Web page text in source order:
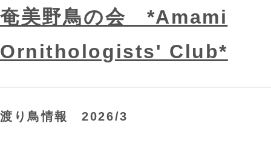
奄美野鳥の会 *Amami
Ornithologists' Club*
渡り鳥情報 2026/3